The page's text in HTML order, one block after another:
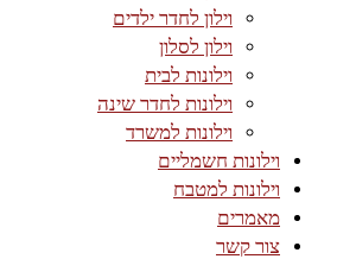
וילון לחדר ילדים
וילון לסלון
וילונות לבית
וילונות לחדר שינה
וילונות למשרד
וילונות חשמליים
וילונות למטבח
מאמרים
צור קשר